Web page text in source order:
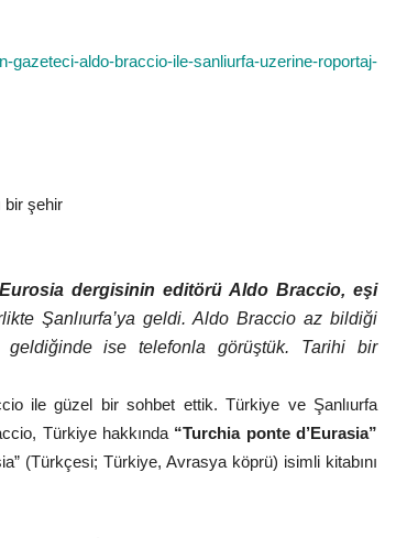
geopolitici
gazeteci-aldo-braccio-ile-sanliurfa-uzerine-roportaj-
bir şehir
Eurosia dergisinin editörü Aldo Braccio, eşi
Şanlıurfa’ya geldi. Aldo Braccio az bildiği
geldiğinde ise telefonla görüştük. Tarihi bir
ile güzel bir sohbet ettik. Türkiye ve Şanlıurfa
Türkiye hakkında “Turchia ponte d’Eurasia”
(Türkçesi; Türkiye, Avrasya köprü) isimli kitabını